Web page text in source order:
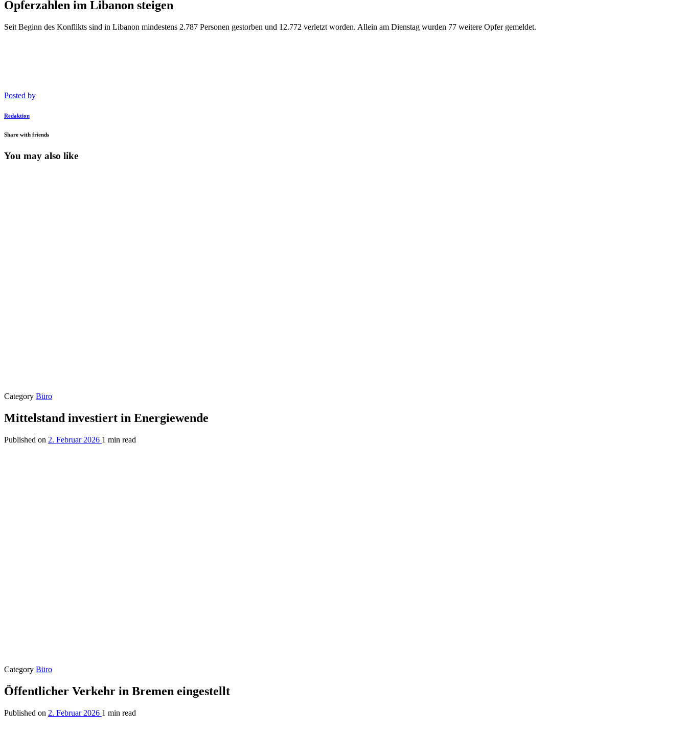
Opferzahlen im Libanon steigen
Seit Beginn des Konflikts sind in Libanon mindestens 2.787 Personen gestorben und 12.772 verletzt worden. Allein am Dienstag wurden 77 weitere Opfer gemeldet.
Posted by
Redaktion
Share with friends
You may also like
Category Büro
Mittelstand investiert in Energiewende
Published on 2. Februar 2026 1 min read
Category Büro
Öffentlicher Verkehr in Bremen eingestellt
Published on 2. Februar 2026 1 min read